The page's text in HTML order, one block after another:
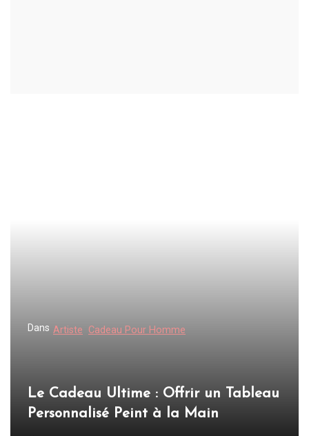
Dans Artiste Cadeau Pour Homme
Le Cadeau Ultime : Offrir un Tableau
Personnalisé Peint à la Main